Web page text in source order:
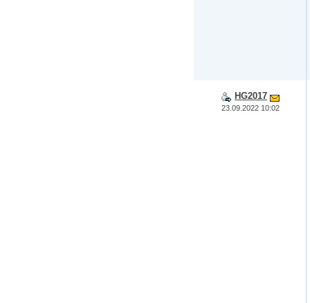
HG2017
23.09.2022 10:02